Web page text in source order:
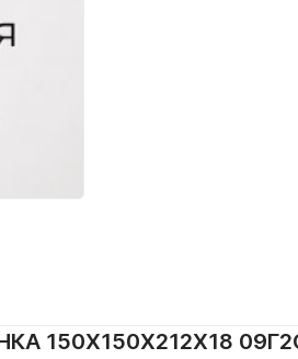
150Х150Х212Х18